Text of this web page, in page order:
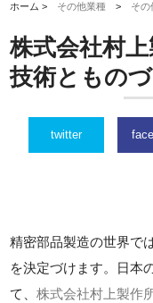
ホーム > その他業種 > その
株式会社村
技術ともの
twitter
精密部品製造の世界で
を決定づけます。日本
て、株式会社村上製作